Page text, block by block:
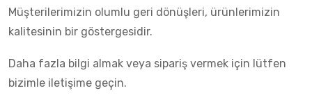
Müşterilerimizin olumlu geri dönüşleri, ürünlerimizin
kalitesinin bir göstergesidir.
Daha fazla bilgi almak veya sipariş vermek için lütfen
bizimle iletişime geçin.